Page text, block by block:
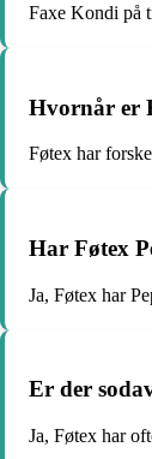
Faxe Kondi på
Hvornår er
Føtex har
Har Føtex
Ja, Føtex har
Er der
Ja, Føtex har